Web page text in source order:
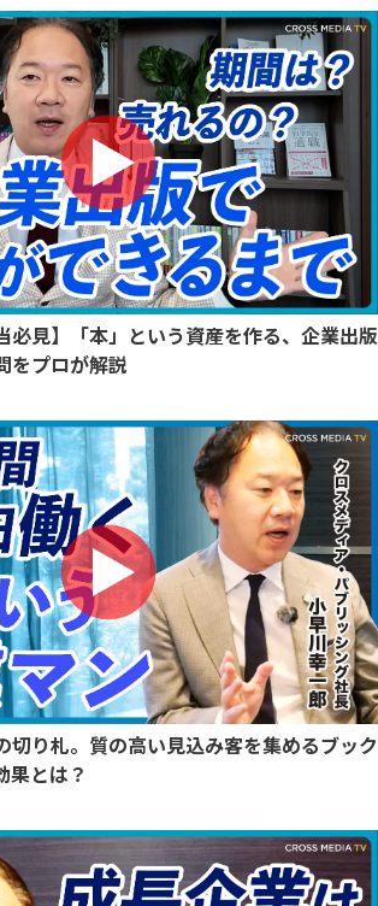
必見】「本」という資産を作る、企業出版
をプロが解説
切り札。質の高い見込み客を集めるブック
果とは？